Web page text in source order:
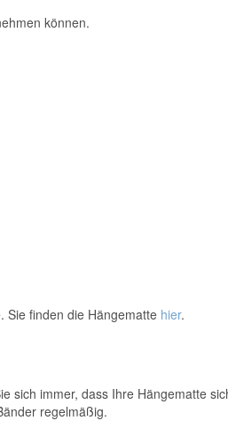
können.
Sie finden die Hängematte hier.
sich immer, dass Ihre Hängematte
regelmäßig.